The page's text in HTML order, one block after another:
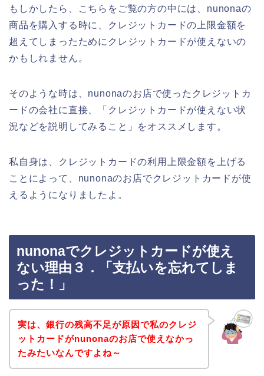
もしかしたら、こちらをご覧の方の中には、nunonaの
商品を購入する時に、クレジットカードの上限金額を
超えてしまったためにクレジットカードが使えないの
かもしれません。
そのような時は、nunonaのお店で使ったクレジットカ
ードの会社に直接、「クレジットカードが使えない状
況などを説明してみること」をオススメします。
私自身は、クレジットカードの利用上限金額を上げる
ことによって、nunonaのお店でクレジットカードが使
えるようになりましたよ。
nunonaでクレジットカードが使え
ない理由３．「支払いを忘れてしま
った！」
実は、銀行の残高不足が原因で私のクレジ
ットカードがnunonaのお店で使えなかっ
たみたいなんですよね～